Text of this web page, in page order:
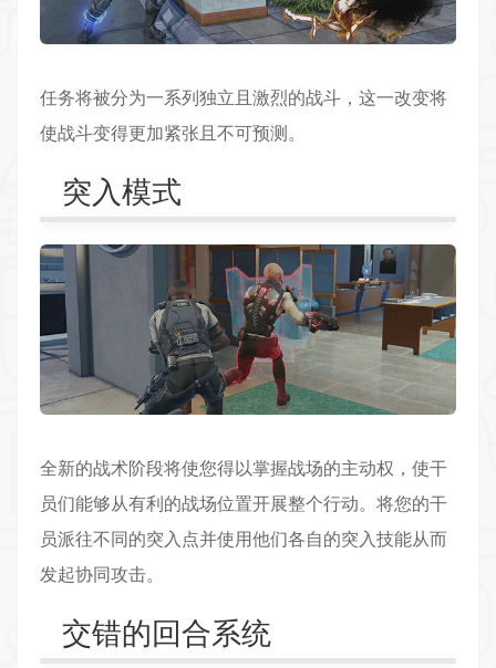
任务将被分为一系列独立且激烈的战斗，这一改变将
使战斗变得更加紧张且不可预测。
突入模式
全新的战术阶段将使您得以掌握战场的主动权，使干
员们能够从有利的战场位置开展整个行动。将您的干
员派往不同的突入点并使用他们各自的突入技能从而
发起协同攻击。
交错的回合系统